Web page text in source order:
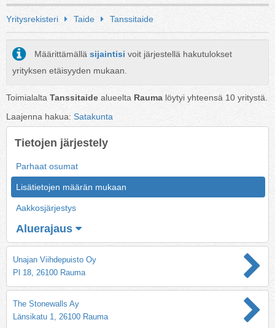
Yritysrekisteri Taide Tanssitaide
Määrittämällä sijaintisi voit järjestellä hakutulokset
yrityksen etäisyyden mukaan.
Toimialalta Tanssitaide alueelta Rauma löytyi yhteensä 10 yritystä.
Laajenna hakua: Satakunta
Tietojen järjestely
Parhaat osumat
Lisätietojen määrän mukaan
Aakkosjärjestys
Aluerajaus
Unajan Viihdepuisto Oy
Pl 18, 26100 Rauma
The Stonewalls Ay
Länsikatu 1, 26100 Rauma